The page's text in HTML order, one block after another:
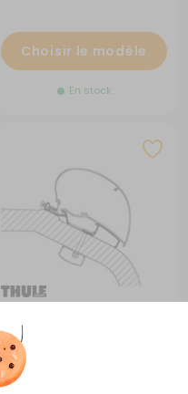
Choisir le modèle
En stock
Adaptateur de stores LMC
Liberty TI / TEC